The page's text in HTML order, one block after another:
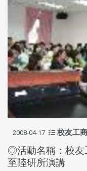
2008-04-17 校友工
◎活動名稱：校友
至陸研所演講